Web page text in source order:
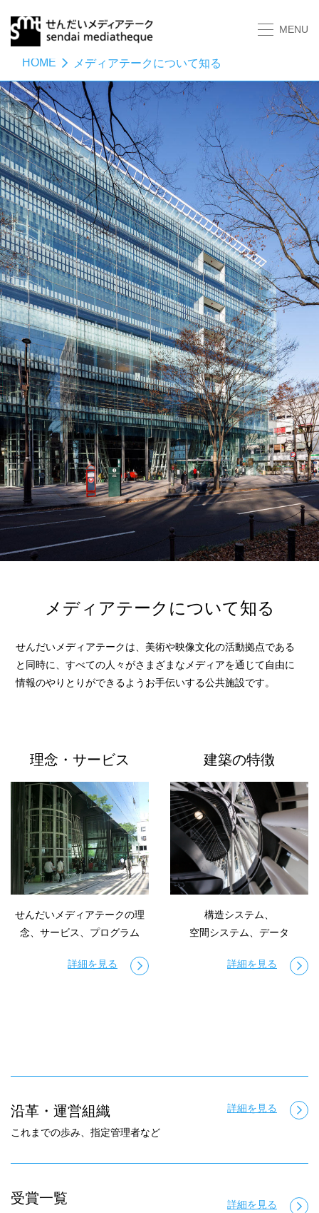
MENU
HOME メディアテークについて知る
メディアテークについて知る
せんだいメディアテークは、美術や映像文化の活動拠点である
と同時に、すべての人々がさまざまなメディアを通じて自由に
情報のやりとりができるようお手伝いする公共施設です。
理念・サービス
せんだいメディアテークの理
念、サービス、プログラム
詳細を見る
建築の特徴
構造システム、
空間システム、データ
詳細を見る
沿革・運営組織
これまでの歩み、指定管理者など
詳細を見る
受賞一覧 詳細を見る